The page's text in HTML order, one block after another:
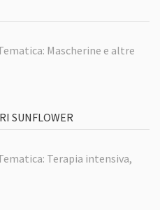
Mascherine e altre
SUNFLOWER
Terapia intensiva,